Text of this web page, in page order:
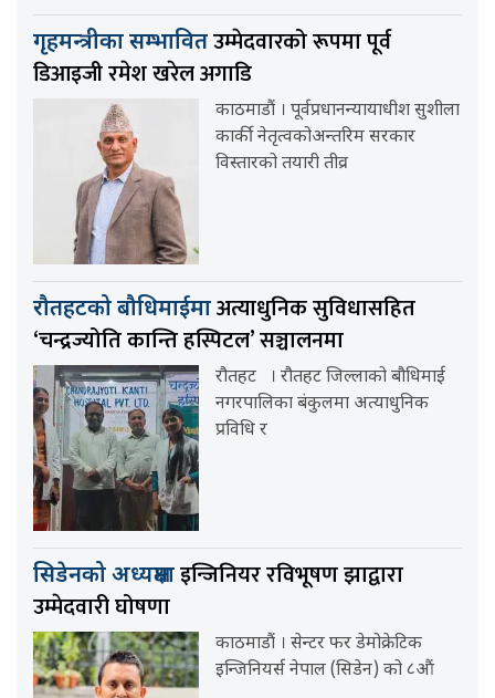
गृहमन्त्रीका सम्भावितउम्मेदवारको रूपमा पूर्व
डिआइजी रमेश खरेल अगाडि
काठमाडौं । पूर्वप्रधानन्यायाधीश सुशीला
कार्की नेतृत्वकोअन्तरिम सरकार
विस्तारको तयारी तीव्र
रौतहटको बौधिमाईमाअत्याधुनिक सुविधासहित
‘चन्द्रज्योति कान्ति हस्पिटल’ सञ्चालनमा
रौतहट । रौतहट जिल्लाको बौधिमाई
नगरपालिका बंकुलमा अत्याधुनिक
प्रविधि र
सिडेनको अध्यक्षमाइन्जिनियर रविभूषण झाद्वारा
उम्मेदवारी घोषणा
काठमाडौं । सेन्टर फर डेमोक्रेटिक
इन्जिनियर्स नेपाल (सिडेन) को ८औं